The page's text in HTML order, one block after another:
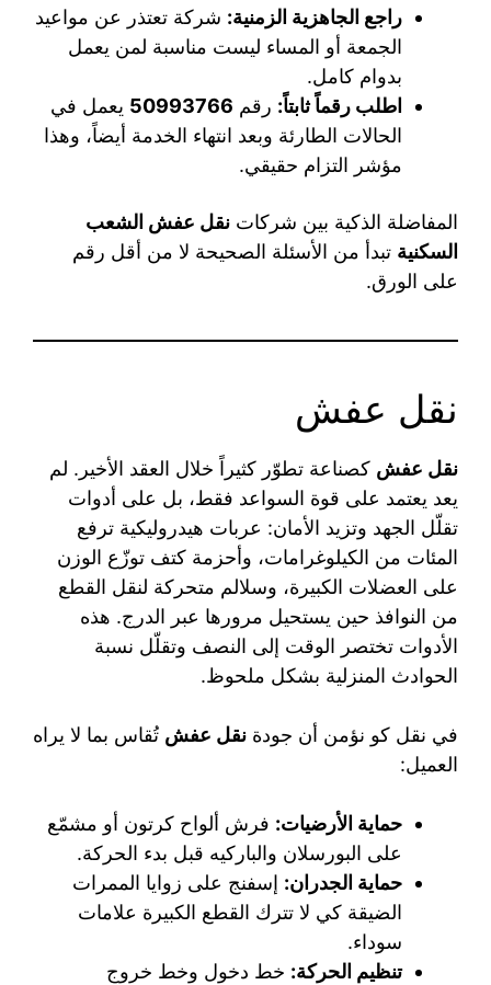
راجع الجاهزية الزمنية: شركة تعتذر عن مواعيد
الجمعة أو المساء ليست مناسبة لمن يعمل
بدوام كامل.
اطلب رقماً ثابتاً: رقم 50993766 يعمل في
الحالات الطارئة وبعد انتهاء الخدمة أيضاً، وهذا
مؤشر التزام حقيقي.
المفاضلة الذكية بين شركات نقل عفش الشعب
السكنية تبدأ من الأسئلة الصحيحة لا من أقل رقم
على الورق.
نقل عفش
نقل عفش كصناعة تطوّر كثيراً خلال العقد الأخير. لم
يعد يعتمد على قوة السواعد فقط، بل على أدوات
تقلّل الجهد وتزيد الأمان: عربات هيدروليكية ترفع
المئات من الكيلوغرامات، وأحزمة كتف توزّع الوزن
على العضلات الكبيرة، وسلالم متحركة لنقل القطع
من النوافذ حين يستحيل مرورها عبر الدرج. هذه
الأدوات تختصر الوقت إلى النصف وتقلّل نسبة
الحوادث المنزلية بشكل ملحوظ.
في نقل كو نؤمن أن جودة نقل عفش تُقاس بما لا يراه
العميل:
حماية الأرضيات: فرش ألواح كرتون أو مشمّع
على البورسلان والباركيه قبل بدء الحركة.
حماية الجدران: إسفنج على زوايا الممرات
الضيقة كي لا تترك القطع الكبيرة علامات
سوداء.
تنظيم الحركة: خط دخول وخط خروج